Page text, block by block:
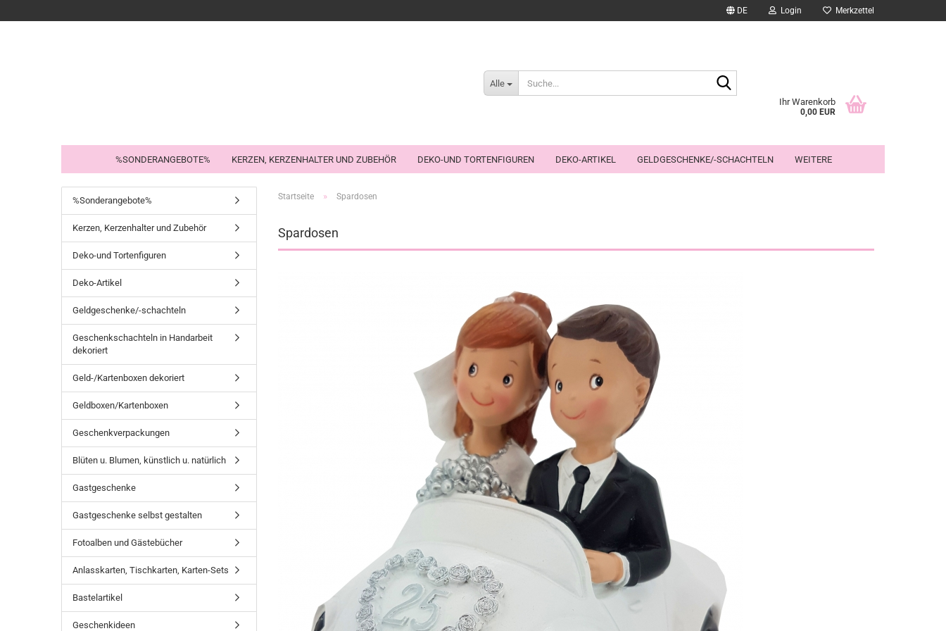
DE Login Merkzettel
Alle
Ihr Warenkorb
0,00 EUR
%SONDERANGEBOTE% KERZEN, KERZENHALTER UND ZUBEHÖR DEKO-UND TORTENFIGUREN DEKO-ARTIKEL GELDGESCHENKE/-SCHACHTELN WEITERE
Startseite » Spardosen
Spardosen
%Sonderangebote%
Kerzen, Kerzenhalter und Zubehör
Deko-und Tortenfiguren
Deko-Artikel
Geldgeschenke/-schachteln
Geschenkschachteln in Handarbeit
dekoriert
Geld-/Kartenboxen dekoriert
Geldboxen/Kartenboxen
Geschenkverpackungen
Blüten u. Blumen, künstlich u. natürlich
Gastgeschenke
Gastgeschenke selbst gestalten
Fotoalben und Gästebücher
Anlasskarten, Tischkarten, Karten-Sets
Bastelartikel
Geschenkideen